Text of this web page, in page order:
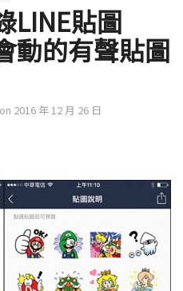
LINE貼圖
動的有聲貼圖
2016 年 12 月 26 日